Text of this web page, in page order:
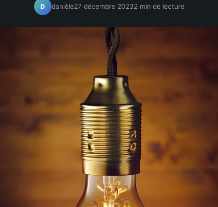
D danièle27 décembre 20232 min de lecture